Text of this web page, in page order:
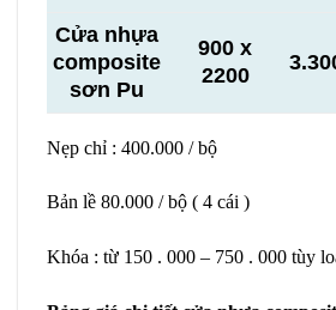
Cửa nhựa
composite
sơn Pu
900 x
2200
Nẹp chỉ : 400.000 / bộ
Bản lề 80.000 / bộ ( 4 cái )
Khóa : từ 150 . 000 – 750 . 000 tùy